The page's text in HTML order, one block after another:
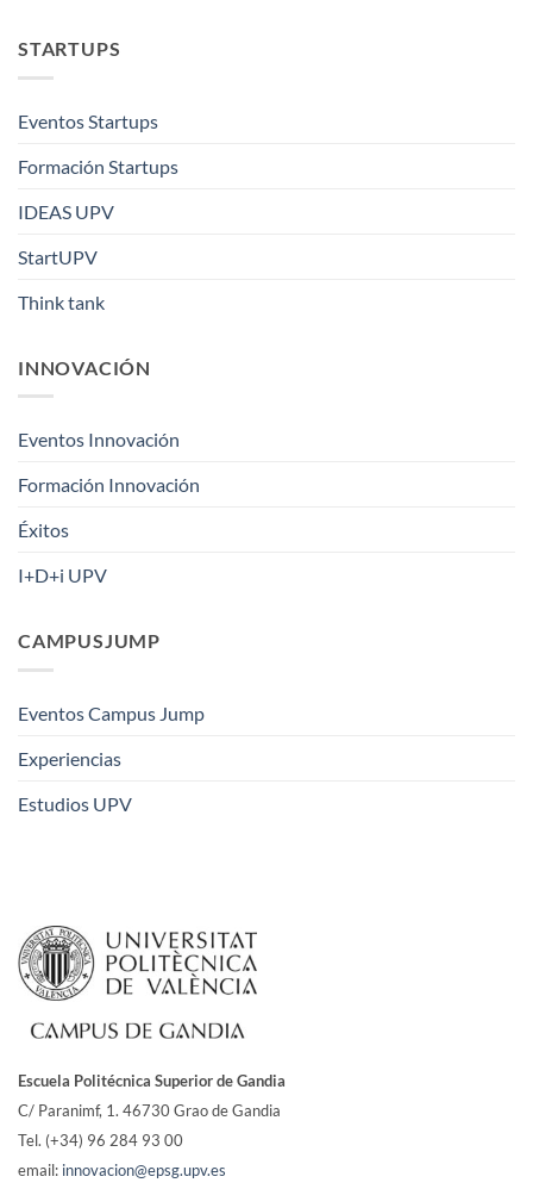
STARTUPS
Eventos Startups
Formación Startups
IDEAS UPV
StartUPV
Think tank
INNOVACIÓN
Eventos Innovación
Formación Innovación
Éxitos
I+D+i UPV
CAMPUSJUMP
Eventos Campus Jump
Experiencias
Estudios UPV
Escuela Politécnica Superior de Gandia
C/ Paranimf, 1. 46730 Grao de Gandia
Tel. (+34) 96 284 93 00
email: innovacion@epsg.upv.es